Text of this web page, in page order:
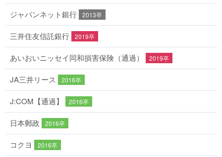
ジャパンネット銀行 2013卒
三井住友信託銀行 2019卒
あいおいニッセイ同和損害保険（通過） 2019卒
JA三井リース 2016卒
J:COM【通過】 2016卒
日本郵政 2016卒
コクヨ 2016卒